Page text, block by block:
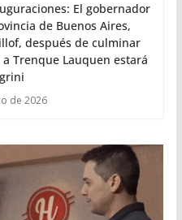
El gobernador
de Buenos Aires,
después de culminar
Trenque Lauquen estará
de 2026